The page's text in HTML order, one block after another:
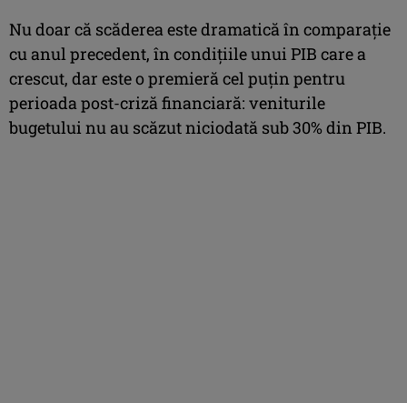
Nu doar că scăderea este dramatică în comparaţie
cu anul precedent, în condiţiile unui PIB care a
crescut, dar este o premieră cel puţin pentru
perioada post-criză financiară: veniturile
bugetului nu au scăzut niciodată sub 30% din PIB.